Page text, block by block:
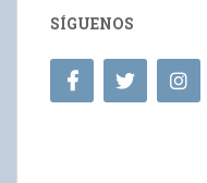
SÍGUENOS